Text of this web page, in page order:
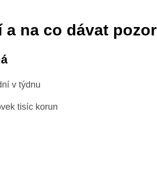
na co dávat pozor
v týdnu
tisíc korun